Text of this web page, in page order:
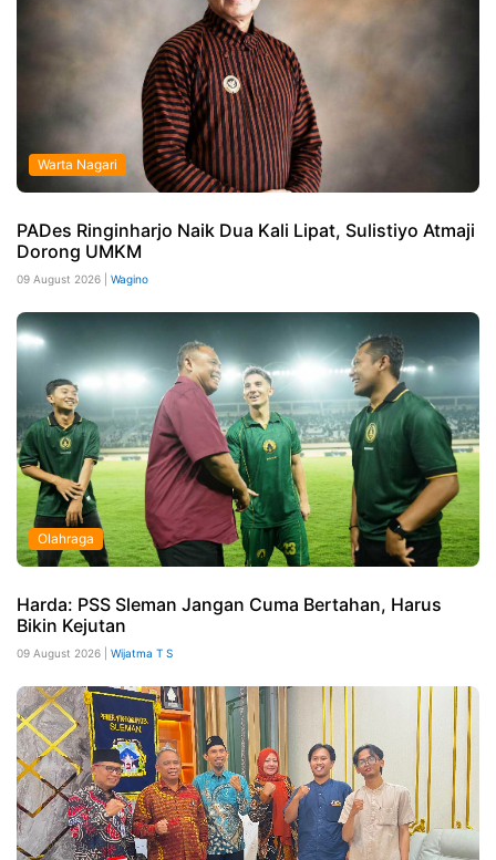
Warta Nagari
PADes Ringinharjo Naik Dua Kali Lipat, Sulistiyo Atmaji
Dorong UMKM
09 August 2026 | Wagino
Olahraga
Harda: PSS Sleman Jangan Cuma Bertahan, Harus
Bikin Kejutan
09 August 2026 | Wijatma T S